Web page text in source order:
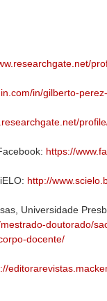
in/gilberto-
https://
http://
Universidade
doutorado/
docente/